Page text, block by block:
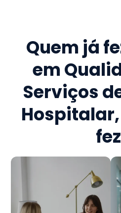
Quem já
em
Serviços
Hospitalar